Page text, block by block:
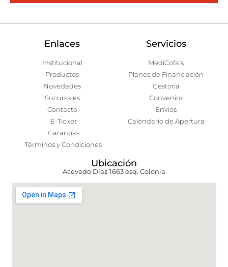
Enlaces
Institucional
Productos
Novedades
Sucursales
Contacto
E-Ticket
Garantías
Términos y Condiciones
Servicios
MediCofa's
Planes de Financiación
Gestoría
Convenios
Envíos
Calendario de Apertura
Ubicación
Acevedo Díaz 1663 esq. Colonia